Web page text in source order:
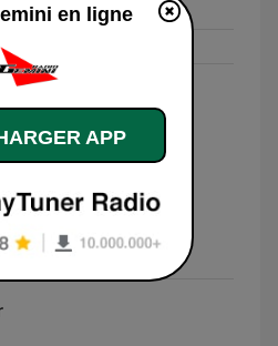
derniers jours
& Fire
en ligne
APP